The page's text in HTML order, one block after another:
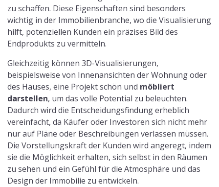
zu schaffen. Diese Eigenschaften sind besonders
wichtig in der Immobilienbranche, wo die Visualisierung
hilft, potenziellen Kunden ein präzises Bild des
Endprodukts zu vermitteln.
Gleichzeitig können 3D-Visualisierungen,
beispielsweise von Innenansichten der Wohnung oder
des Hauses, eine Projekt schön und möbliert
darstellen, um das volle Potential zu beleuchten.
Dadurch wird die Entscheidungsfindung erheblich
vereinfacht, da Käufer oder Investoren sich nicht mehr
nur auf Pläne oder Beschreibungen verlassen müssen.
Die Vorstellungskraft der Kunden wird angeregt, indem
sie die Möglichkeit erhalten, sich selbst in den Räumen
zu sehen und ein Gefühl für die Atmosphäre und das
Design der Immobilie zu entwickeln.